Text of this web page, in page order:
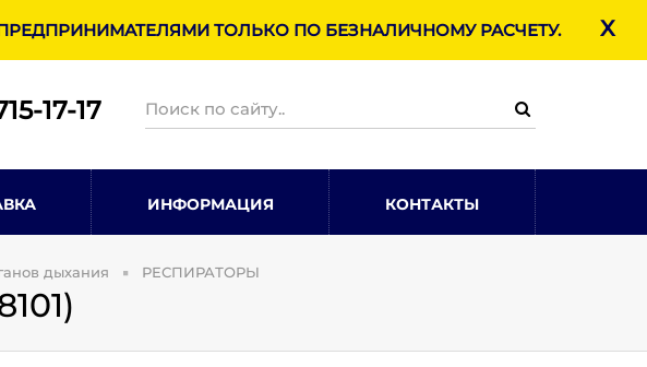
ТОЛЬКО ПО БЕЗНАЛИЧНОМУ РАСЧЕТУ. X
17-17
ИНФОРМАЦИЯ КОНТАКТЫ
дыхания РЕСПИРАТОРЫ